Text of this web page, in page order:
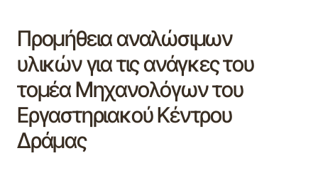
Προμήθεια αναλώσιμων
υλικών για τις ανάγκες του
τομέα Μηχανολόγων του
Εργαστηριακού Κέντρου
Δράμας